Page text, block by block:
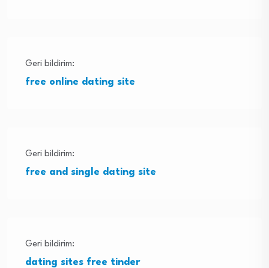
Geri bildirim:
free online dating site
Geri bildirim:
free and single dating site
Geri bildirim:
dating sites free tinder